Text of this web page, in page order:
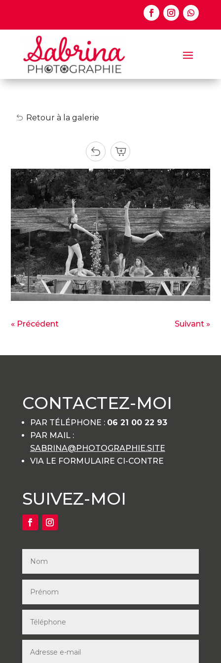
Retour à la galerie
« Précédent Suivant »
CONTACTEZ-MOI
PAR TÉLÉPHONE : 06 21 00 22 93
PAR MAIL :
SABRINA@PHOTOGRAPHIE.SITE
VIA LE FORMULAIRE CI-CONTRE
SUIVEZ-MOI